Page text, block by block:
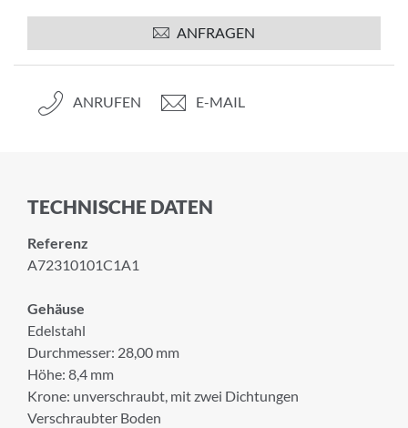
ANFRAGEN
ANRUFEN E-MAIL
TECHNISCHE DATEN
Referenz
A72310101C1A1
Gehäuse
Edelstahl
Durchmesser: 28,00 mm
Höhe: 8,4 mm
Krone: unverschraubt, mit zwei Dichtungen
Verschraubter Boden